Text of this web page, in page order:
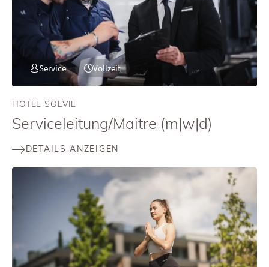
Service Vollzeit
HOTEL SOLVIE
Serviceleitung/Maitre (m|w|d)
DETAILS ANZEIGEN